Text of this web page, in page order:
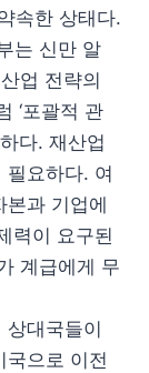
속한 상태다.
는 신만 알
업 전략의
‘포괄적 관
다. 재산업
요하다. 여
과 기업에
력이 요구된
계급에게 무
대국들이
국으로 이전